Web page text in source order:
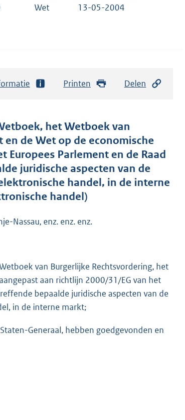
Wet 13-05-2004
Printen Delen
het Wetboek van
de Wet op de economische
Parlement en de Raad
juridische aspecten van de
handel, in de interne
handel)
Nassau, enz. enz. enz.
van Burgerlijke Rechtsvordering, het
aan richtlijn 2000/31/EG van het
bepaalde juridische aspecten van de
in de interne markt;
Generaal, hebben goedgevonden en